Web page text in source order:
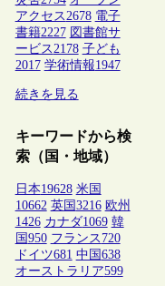
アクセス2678 電子
書籍2227 図書館サ
ービス2178 子ども
2017 学術情報1947
続きを見る
キーワードから検
索（国・地域）
日本19628 米国
10662 英国 3216 欧州
1426 カナダ1069 韓
国 950 フランス 720
ドイツ681 中国 638
オーストラリア599